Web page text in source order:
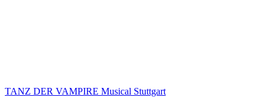
TANZ DER VAMPIRE Musical Stuttgart